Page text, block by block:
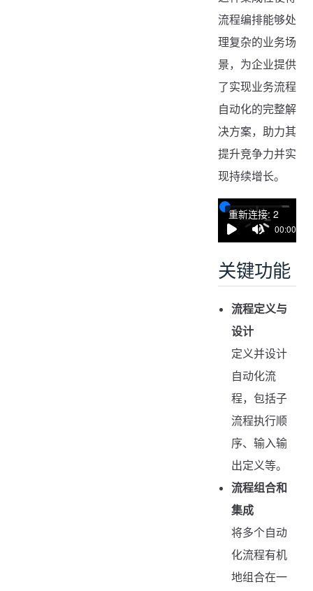
流程编排能够处
理复杂的业务场
景，为企业提供
了实现业务流程
自动化的完整解
决方案，助力其
提升竞争力并实
现持续增长。
00:00 /
重新连接: 2
关键功能
流程定义与
设计
定义并设计
自动化流
程，包括子
流程执行顺
序、输入输
出定义等。
流程组合和
集成
将多个自动
化流程有机
地组合在一